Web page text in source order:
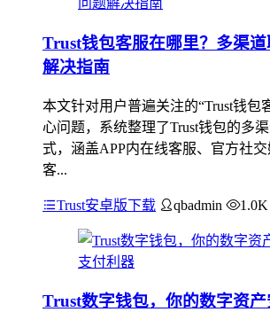
Trust钱包客服在哪里？多渠
解决指南
本文针对用户普遍关注的“Trust钱包
心问题，系统整理了Trust钱包的多
式，涵盖APP内在线客服、官方社
客...
Trust安卓版下载 qbadmin 1.0K
Trust数字钱包，你的数字资